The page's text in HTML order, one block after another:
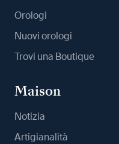
Orologi
Nuovi orologi
Trovi una Boutique
Maison
Notizia
Artigianalità